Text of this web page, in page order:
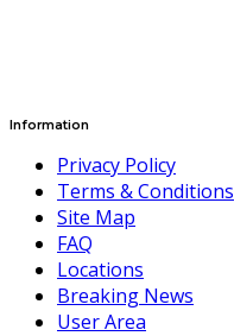
Information
Privacy Policy
Terms & Conditions
Site Map
FAQ
Locations
Breaking News
User Area